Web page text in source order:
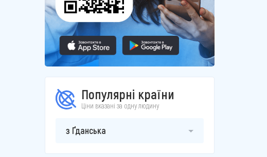
Популярні країни
Ціни вказані за одну людину
з Ґданська